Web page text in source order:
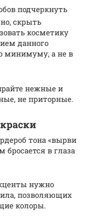
подчеркнуть
скрыть
косметику
данного
минимуму, а не в
нежные и
не приторные.
тона «вырви
бросается в глаза
нужно
позволяющих
колоры.